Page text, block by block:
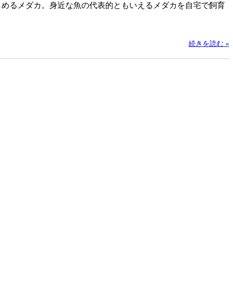
るメダカ。身近な魚の代表的ともいえるメダカを自宅で飼育
続きを読む »